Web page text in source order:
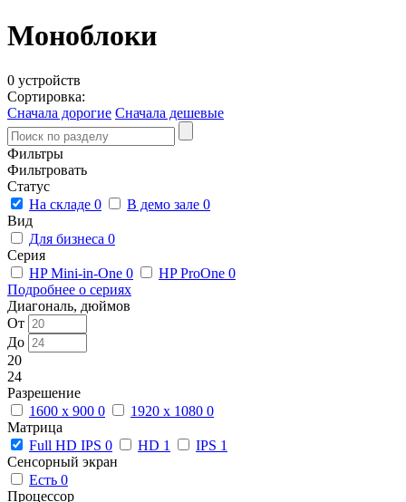
Моноблоки
0 устройств
Сортировка:
Сначала дорогие Сначала дешевые
Фильтры
Фильтровать
Статус
На складе 0 В демо зале 0
Вид
Для бизнеса 0
Серия
HP Mini-in-One 0 HP ProOne 0
Подробнее о сериях
Диагональ, дюймов
От
До
20
24
Разрешение
1600 x 900 0 1920 x 1080 0
Матрица
Full HD IPS 0 HD 1 IPS 1
Сенсорный экран
Есть 0
Процессор